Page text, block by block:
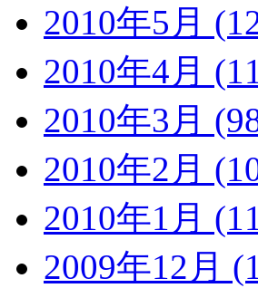
2010年5月
2010年4月
2010年3月
2010年2月
2010年1月
2009年12月